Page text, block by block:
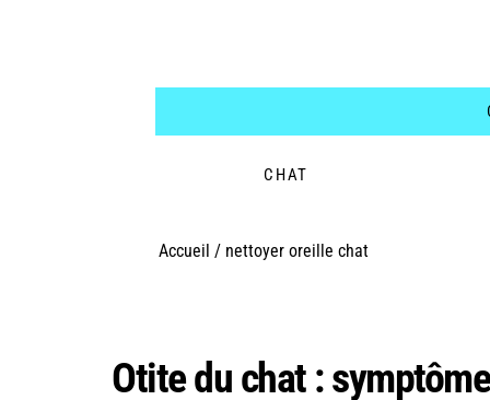
CHAT
Accueil / nettoyer oreille chat
Otite du chat :